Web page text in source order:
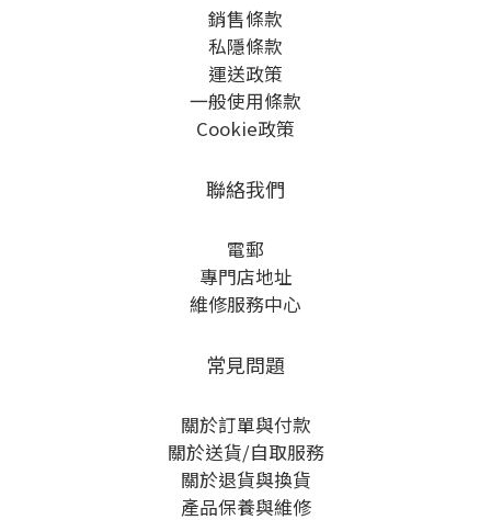
銷售條款
私隱條款
運送政策
一般使用條款
Cookie政策
聯絡我們
電郵
專門店地址
維修服務中心
常見問題
關於訂單與付款
關於送貨/自取服務
關於退貨與換貨
產品保養與維修